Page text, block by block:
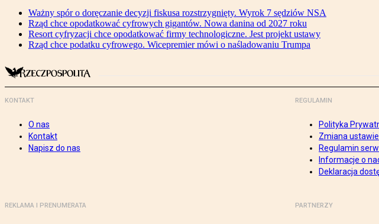
Ważny spór o doręczanie decyzji fiskusa rozstrzygnięty. Wyrok 7 sędziów NSA
Rząd chce opodatkować cyfrowych gigantów. Nowa danina od 2027 roku
Resort cyfryzacji chce opodatkować firmy technologiczne. Jest projekt ustawy
Rząd chce podatku cyfrowego. Wicepremier mówi o naśladowaniu Trumpa
KONTAKT
O nas
Kontakt
Napisz do nas
REGULAMIN
Polityka
Zmiana
Regulamin
Informacje o
Deklaracja
REKLAMA I PRENUMERATA PARTNERZY